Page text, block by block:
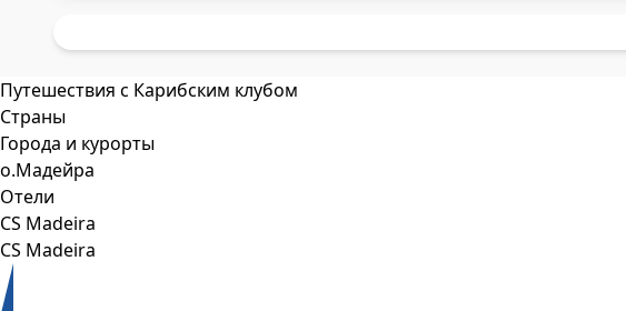
Путешествия с Карибским клубом
Страны
Города и курорты
о.Мадейра
Отели
CS Madeira
CS Madeira